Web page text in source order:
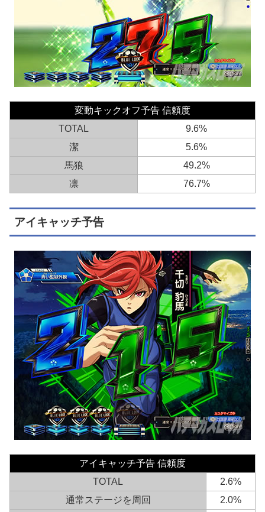
変動キックオフ予告 信頼度
TOTAL
9.6%
潔
5.6%
馬狼
49.2%
凛
76.7%
アイキャッチ予告
アイキャッチ予告 信頼度
TOTAL
2.6%
通常ステージを周回
2.0%